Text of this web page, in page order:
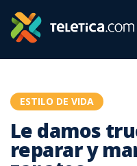
ESTILO DE VIDA
Le damos
reparar y